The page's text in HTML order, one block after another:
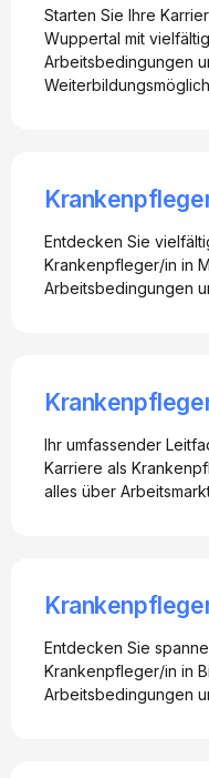
Starten Sie Ihre
Wuppertal mit
Arbeitsbedingungen
Entdecken Sie
Krankenpfleger/in in
Arbeitsbedingungen
Ihr umfassender
Karriere als
alles über
Entdecken Sie
Krankenpfleger/in in
Arbeitsbedingungen